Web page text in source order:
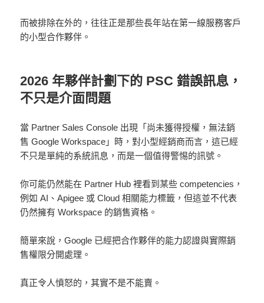
而被排除在外的，往往正是那些長年站在第一線服務客戶
的小型合作夥伴。
2026 年夥伴計劃下的 PSC 錯誤訊息，
不只是介面問題
當 Partner Sales Console 出現「尚未獲得授權，無法銷
售 Google Workspace」時，對小型經銷商而言，這已經
不只是單純的系統訊息，而是一個值得警惕的訊號。
你可能仍然能在 Partner Hub 裡看到某些 competencies，
例如 AI、Apigee 或 Cloud 相關能力標籤，但這並不代表
仍然擁有 Workspace 的銷售資格。
簡單來說，Google 已經把合作夥伴的能力認證與實際銷
售權限分開處理。
真正令人憤怒的，其實不是不能賣。